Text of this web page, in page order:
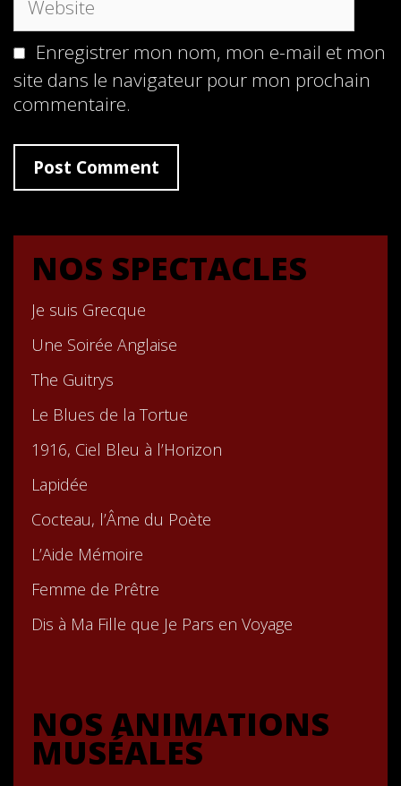
Enregistrer mon nom, mon e-mail et mon
site dans le navigateur pour mon prochain
commentaire.
NOS SPECTACLES
Je suis Grecque
Une Soirée Anglaise
The Guitrys
Le Blues de la Tortue
1916, Ciel Bleu à l’Horizon
Lapidée
Cocteau, l’Âme du Poète
L’Aide Mémoire
Femme de Prêtre
Dis à Ma Fille que Je Pars en Voyage
NOS ANIMATIONS
MUSÉALES